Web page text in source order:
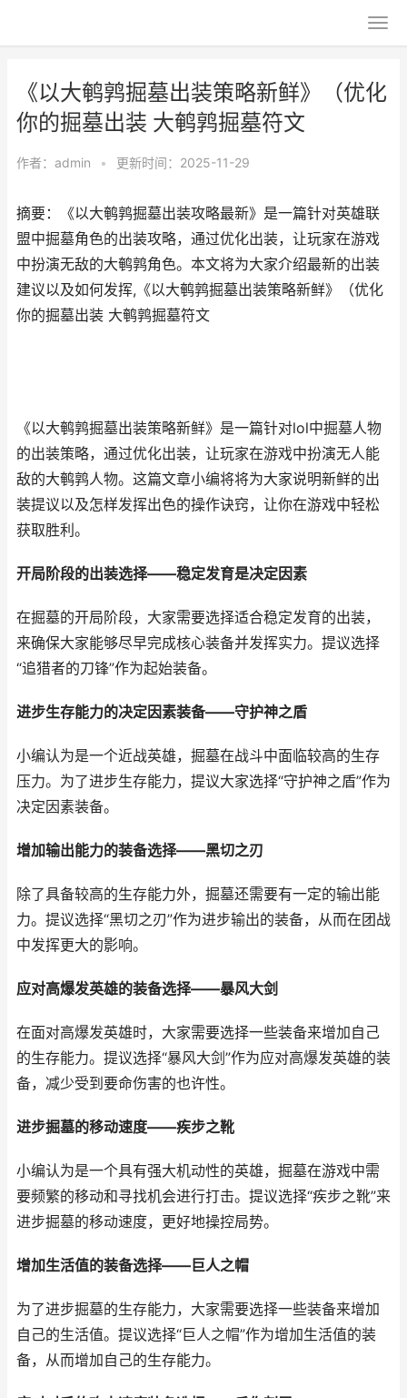
《以大鹌鹑掘墓出装策略新鲜》（优化
你的掘墓出装 大鹌鹑掘墓符文
作者： admin • 更新时间：2025-11-29
摘要：《以大鹌鹑掘墓出装攻略最新》是一篇针对英雄联
盟中掘墓角色的出装攻略，通过优化出装，让玩家在游戏
中扮演无敌的大鹌鹑角色。本文将为大家介绍最新的出装
建议以及如何发挥,《以大鹌鹑掘墓出装策略新鲜》（优化
你的掘墓出装 大鹌鹑掘墓符文
《以大鹌鹑掘墓出装策略新鲜》是一篇针对lol中掘墓人物
的出装策略，通过优化出装，让玩家在游戏中扮演无人能
敌的大鹌鹑人物。这篇文章小编将将为大家说明新鲜的出
装提议以及怎样发挥出色的操作诀窍，让你在游戏中轻松
获取胜利。
开局阶段的出装选择——稳定发育是决定因素
在掘墓的开局阶段，大家需要选择适合稳定发育的出装，
来确保大家能够尽早完成核心装备并发挥实力。提议选择
“追猎者的刀锋”作为起始装备。
进步生存能力的决定因素装备——守护神之盾
小编认为是一个近战英雄，掘墓在战斗中面临较高的生存
压力。为了进步生存能力，提议大家选择“守护神之盾”作为
决定因素装备。
增加输出能力的装备选择——黑切之刃
除了具备较高的生存能力外，掘墓还需要有一定的输出能
力。提议选择“黑切之刃”作为进步输出的装备，从而在团战
中发挥更大的影响。
应对高爆发英雄的装备选择——暴风大剑
在面对高爆发英雄时，大家需要选择一些装备来增加自己
的生存能力。提议选择“暴风大剑”作为应对高爆发英雄的装
备，减少受到要命伤害的也许性。
进步掘墓的移动速度——疾步之靴
小编认为是一个具有强大机动性的英雄，掘墓在游戏中需
要频繁的移动和寻找机会进行打击。提议选择“疾步之靴”来
进步掘墓的移动速度，更好地操控局势。
增加生活值的装备选择——巨人之帽
为了进步掘墓的生存能力，大家需要选择一些装备来增加
自己的生活值。提议选择“巨人之帽”作为增加生活值的装
备，从而增加自己的生存能力。